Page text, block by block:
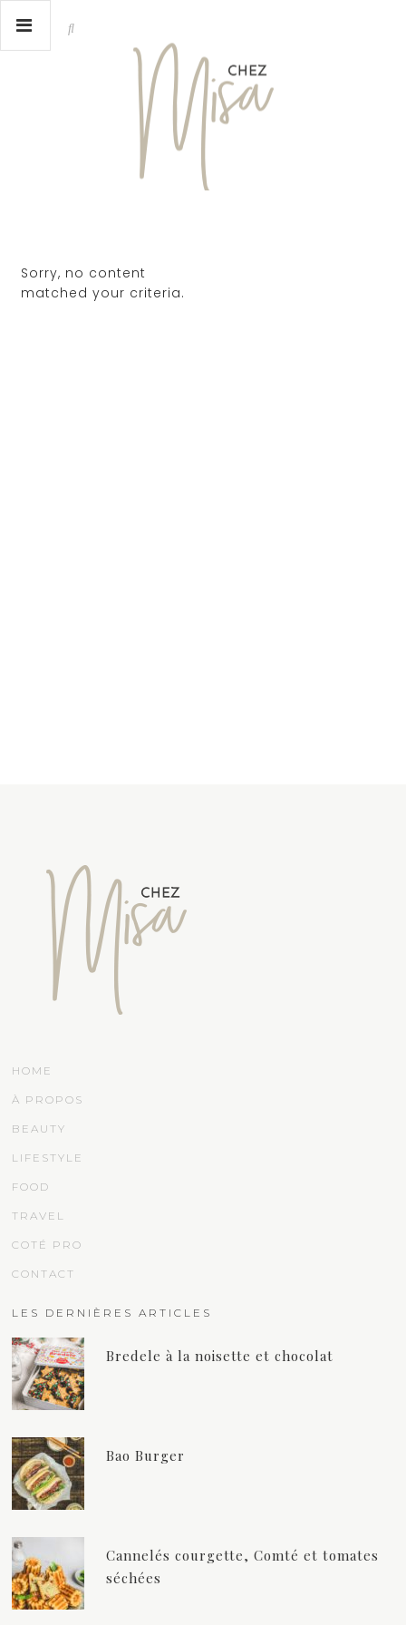
Sorry, no content
matched your criteria.
HOME
À PROPOS
BEAUTY
LIFESTYLE
FOOD
TRAVEL
COTÉ PRO
CONTACT
LES DERNIÈRES ARTICLES
Bredele à la noisette et chocolat
Bao Burger
Cannelés courgette, Comté et tomates
séchées